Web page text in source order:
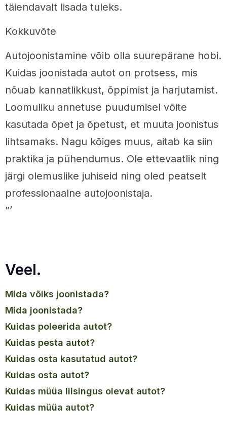
täiendavalt lisada tuleks.
Kokkuvõte
Autojoonistamine võib olla suurepärane hobi.
Kuidas joonistada autot on protsess, mis
nõuab kannatlikkust, õppimist ja harjutamist.
Loomuliku annetuse puudumisel võite
kasutada õpet ja õpetust, et muuta joonistus
lihtsamaks. Nagu kõiges muus, aitab ka siin
praktika ja pühendumus. Ole ettevaatlik ning
järgi olemuslike juhiseid ning oled peatselt
professionaalne autojoonistaja.
”’
Veel.
mida võiks joonistada?
mida joonistada?
kuidas poleerida autot?
kuidas pesta autot?
kuidas osta kasutatud autot?
kuidas osta autot?
kuidas müüa liisingus olevat autot?
kuidas müüa autot?